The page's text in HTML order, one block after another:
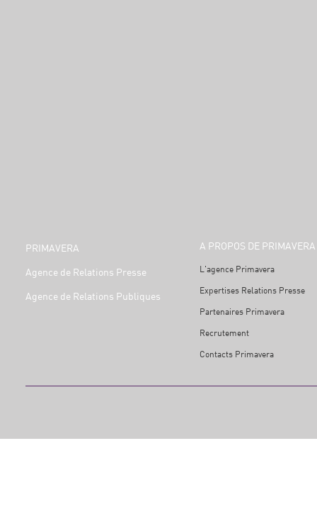
PRIMAVERA
Agence de Relations Presse
Agence de Relations Publiques
A PROPOS DE PRIMAVERA
L'agence Primavera
Expertises Relations Presse
Partenaires Primavera
Recrutement
Contacts Primavera